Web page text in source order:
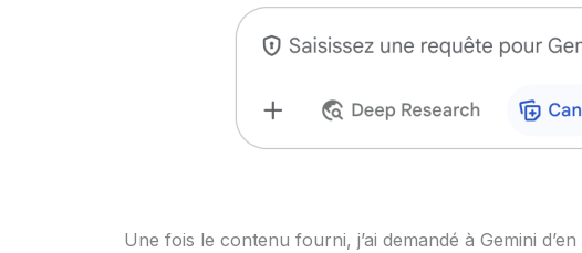
Une fois le contenu fourni, j’ai demandé à Gemini